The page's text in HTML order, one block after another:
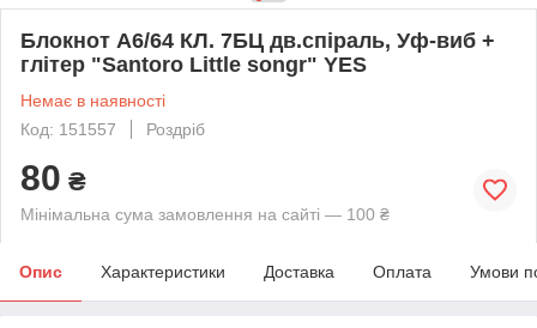
Блокнот А6/64 КЛ. 7БЦ дв.спіраль, Уф-виб +
глітер "Santoro Little songr" YES
Немає в наявності
Код: 151557
Роздріб
80 ₴
Мінімальна сума замовлення на сайті — 100 ₴
Опис Характеристики Доставка Оплата Умови